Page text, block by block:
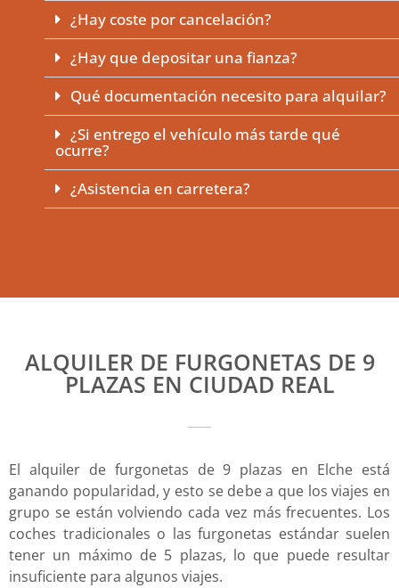
¿Hay coste por cancelación?
¿Hay que depositar una fianza?
Qué documentación necesito para alquilar?
¿Si entrego el vehículo más tarde qué
ocurre?
¿Asistencia en carretera?
ALQUILER DE FURGONETAS DE 9
PLAZAS EN CIUDAD REAL
El alquiler de furgonetas de 9 plazas en Elche está
ganando popularidad, y esto se debe a que los viajes en
grupo se están volviendo cada vez más frecuentes. Los
coches tradicionales o las furgonetas estándar suelen
tener un máximo de 5 plazas, lo que puede resultar
insuficiente para algunos viajes.